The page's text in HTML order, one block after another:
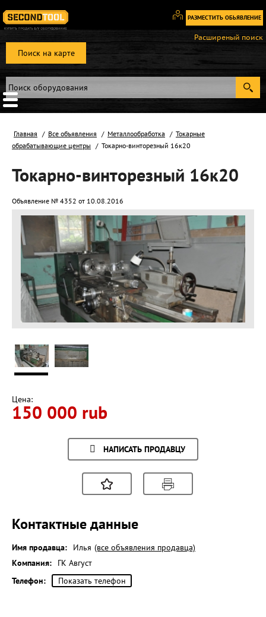
РАЗМЕСТИТЬ ОБЬЯВЛЕНИЕ
Вход
Регистрация
Поиск на карте
Расширеный поиск
Главная Все объявления Металлообработка
Токарные
обрабатывающие центры
Токарно-винторезный 16к20
Токарно-винторезный 16к20
Объявление № 4352 от 10.08.2016
Цена:
150 000 rub
НАПИСАТЬ ПРОДАВЦУ
Контактные данные
Имя продавца: Илья (все объявления продавца)
Компания:
ГК Август
Телефон:
Показать телефон